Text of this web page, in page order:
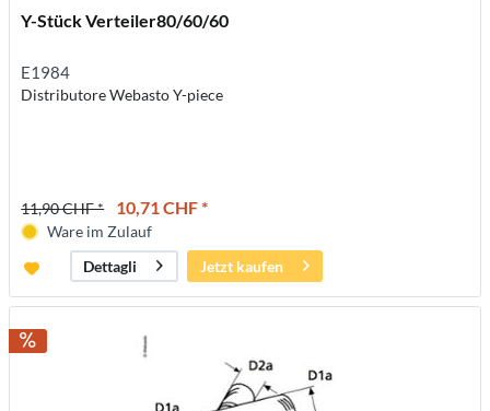
Y-Stück Verteiler80/60/60
E1984
Distributore Webasto Y-piece
11,90 CHF * 10,71 CHF *
Ware im Zulauf
Dettagli
Jetzt kaufen